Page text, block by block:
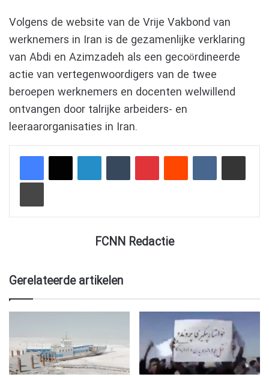
Volgens de website van de Vrije Vakbond van
werknemers in Iran is de gezamenlijke verklaring
van Abdi en Azimzadeh als een gecoördineerde
actie van vertegenwoordigers van de twee
beroepen werknemers en docenten welwillend
ontvangen door talrijke arbeiders- en
leeraarorganisaties in Iran.
FCNN Redactie
Gerelateerde artikelen